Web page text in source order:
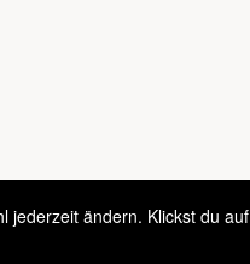
jederzeit ändern. Klickst du auf